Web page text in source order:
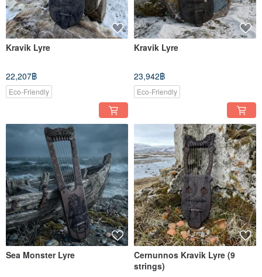
Kravik Lyre
22,207฿
Eco-Friendly
Kravik Lyre
23,942฿
Eco-Friendly
Sea Monster Lyre
Cernunnos Kravik Lyre (9
strings)